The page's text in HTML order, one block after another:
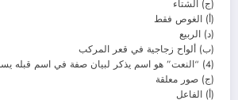
(ج) الشتاء
(أ) الغوص فقط
(د) الربيع
(ب) ألواح زجاجية في قعر المركب
(4) “النعت” هو اسم يذكر لبيان صفة في اسم قبله يسمى:
(ج) صور معلقة
(أ) الفاعل